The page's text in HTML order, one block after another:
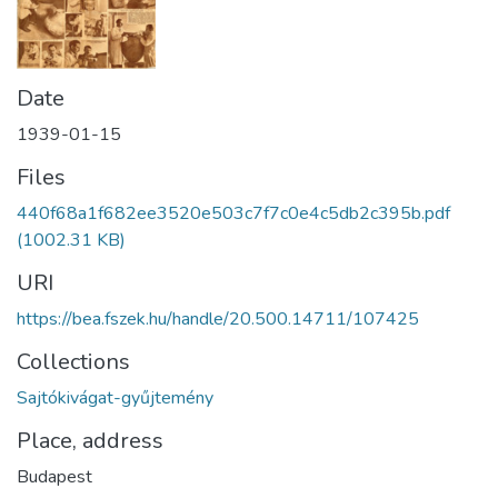
Date
1939-01-15
Files
440f68a1f682ee3520e503c7f7c0e4c5db2c395b.pdf
(1002.31 KB)
URI
https://bea.fszek.hu/handle/20.500.14711/107425
Collections
Sajtókivágat-gyűjtemény
Place, address
Budapest